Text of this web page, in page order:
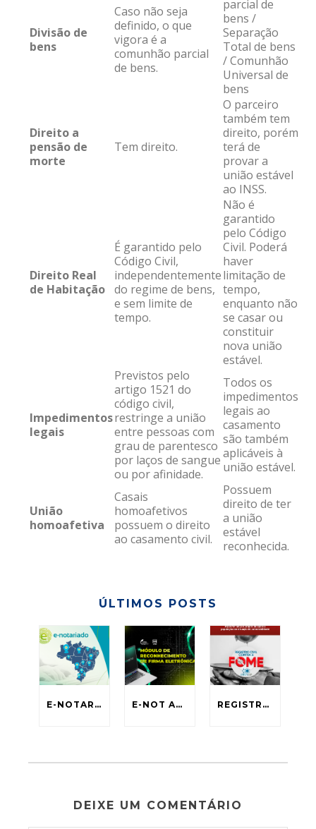
Divisão de
bens
Caso não seja
definido, o que
vigora é a
comunhão parcial
de bens.
parcial de
bens /
Separação
Total de bens
/ Comunhão
Universal de
bens
Direito a
pensão de
morte
Tem direito.
O parceiro
também tem
direito, porém
terá de
provar a
união estável
ao INSS.
Direito Real
de Habitação
É garantido pelo
Código Civil,
independentemente
do regime de bens,
e sem limite de
tempo.
Não é
garantido
pelo Código
Civil. Poderá
haver
limitação de
tempo,
enquanto não
se casar ou
constituir
nova união
estável.
Impedimentos
legais
Previstos pelo
artigo 1521 do
código civil,
restringe a união
entre pessoas com
grau de parentesco
por laços de sangue
ou por afinidade.
Todos os
impedimentos
legais ao
casamento
são também
aplicáveis à
união estável.
União
homoafetiva
Casais
homoafetivos
possuem o direito
ao casamento civil.
Possuem
direito de ter
a união
estável
reconhecida.
ÚLTIMOS POSTS
E-NOTARIADO E-NOT ASSINA REGISTRO CIVIL CONTRA FOME
DEIXE UM COMENTÁRIO